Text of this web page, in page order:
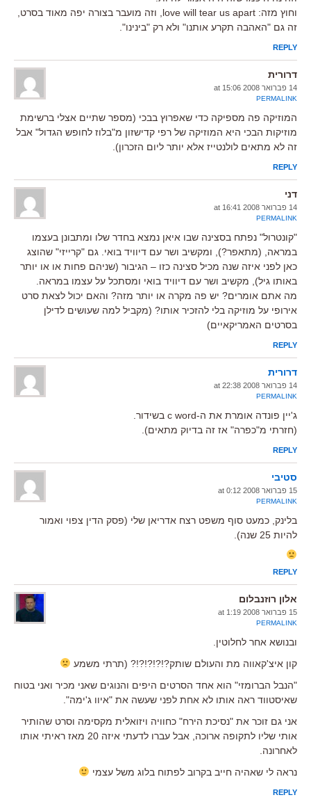
וחוץ מזה: love will tear us apart, וזה מועבר בצורה יפה מאוד בסרט,
זה גם "האהבה תקרע אותנו" ולא רק "בינינו".
REPLY
דרורית
14 פברואר 2008 at 15:06
PERMALINK
המוזיקה פה מספיקה כדי שאפרוץ בבכי (מספר שתיים אצלי ברשימת
מוזיקות הבכי היא המוזיקה של רפי קדישזון מ"בלוז לחופש הגדול" אבל
זה לא מתאים לולנטייז אלא יותר ליום הזכרון).
REPLY
דני
14 פברואר 2008 at 16:41
PERMALINK
"קונטרול" נפתח בסצינה שבו איאן נמצא בחדר שלו ומתבונן בעצמו
במראה, (מתאפר?), ומקשיב ושר עם דיוויד בואי. גם "קרייזי" שהוצג
כאן לפני איזה שנה מכיל סצינה כזו – הגיבור (שניהם פחות או או יותר
באותו גיל), מקשיב ושר עם דיוויד בואי ומסתכל על עצמו במראה.
מה אתם אומרים? יש פה מקרה או יותר מזה? והאם יכול לצאת סרט
אירופי על מוזיקה בלי להזכיר אותו? (מקביל למה שעושים לדילן
בסרטים האמריקאיים)
REPLY
דרורית
14 פברואר 2008 at 22:38
PERMALINK
ג'יין פונדה אומרת את ה-c word בשידור.
(חזרתי מ"כפרה" אז זה בדיוק מתאים).
REPLY
סטיבי
15 פברואר 2008 at 0:12
PERMALINK
בלינק, כמעט סוף משפט רצח אדריאן שלי (פסק הדין צפוי ואמור
להיות 25 שנה).
REPLY
אלון רוזנבלום
15 פברואר 2008 at 1:19
PERMALINK
ובנושא אחר לחלוטין.
קון איצ'קאווה מת והעולם שותק?!?!?!?!? (תרתי משמע
"הנבל הברומזי" הוא אחד הסרטים היפים והנוגים שאני מכיר ואני בטוח
שאיסטווד ראה אותו לא אחת לפני שעשה את "איוו ג'ימה".
אני גם זוכר את "נסיכת הירח" כחוויה ויזואלית מקסימה וסרט שהותיר
אותי שליו לתקופה ארוכה, אבל עברו לדעתי איזה 20 מאז ראיתי אותו
לאחרונה.
נראה לי שאהיה חייב בקרוב לפתוח בלוג משל עצמי
REPLY